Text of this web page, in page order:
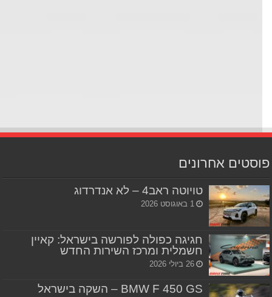
אחרונים
טויוטה ראב4 – לא אנדרדוג
1 באוגוסט 2026
חגיגה כפולה לפורשה בישראל: קאיין
חשמלית ומרכז השירות החדש
26 ביולי 2026
BMW F 450 GS – השקה בישראל